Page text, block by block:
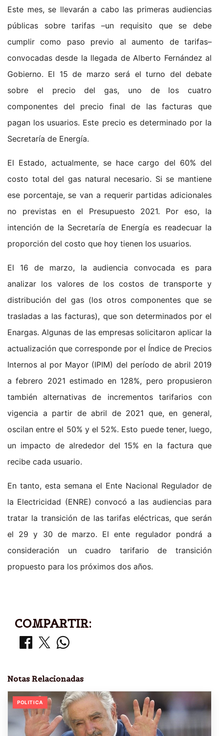
Este mes, se llevarán a cabo las primeras audiencias
públicas sobre tarifas –un requisito que se debe
cumplir como paso previo al aumento de tarifas–
convocadas desde la llegada de Alberto Fernández al
Gobierno. El 15 de marzo será el turno del debate
sobre el precio del gas, uno de los cuatro
componentes del precio final de las facturas que
pagan los usuarios. Este precio es determinado por la
Secretaría de Energía.
El Estado, actualmente, se hace cargo del 60% del
costo total del gas natural necesario. Si se mantiene
ese porcentaje, se van a requerir partidas adicionales
no previstas en el Presupuesto 2021. Por eso, la
intención de la Secretaría de Energía es readecuar la
proporción del costo que hoy tienen los usuarios.
El 16 de marzo, la audiencia convocada es para
analizar los valores de los costos de transporte y
distribución del gas (los otros componentes que se
trasladas a las facturas), que son determinados por el
Enargas. Algunas de las empresas solicitaron aplicar la
actualización que corresponde por el Índice de Precios
Internos al por Mayor (IPIM) del período de abril 2019
a febrero 2021 estimado en 128%, pero propusieron
también alternativas de incrementos tarifarios con
vigencia a partir de abril de 2021 que, en general,
oscilan entre el 50% y el 52%. Esto puede tener, luego,
un impacto de alrededor del 15% en la factura que
recibe cada usuario.
En tanto, esta semana el Ente Nacional Regulador de
la Electricidad (ENRE) convocó a las audiencias para
tratar la transición de las tarifas eléctricas, que serán
el 29 y 30 de marzo. El ente regulador pondrá a
consideración un cuadro tarifario de transición
propuesto para los próximos dos años.
COMPARTIR:
Notas Relacionadas
POLITICA